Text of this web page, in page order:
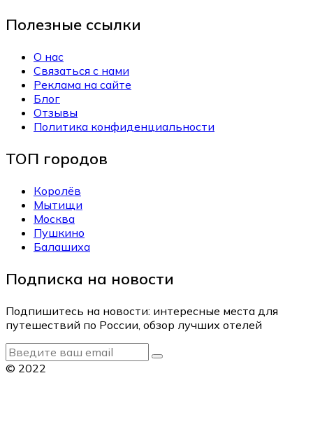
Полезные ссылки
О нас
Связаться с нами
Реклама на сайте
Блог
Отзывы
Политика конфиденциальности
ТОП городов
Королёв
Мытищи
Москва
Пушкино
Балашиха
Подписка на новости
Подпишитесь на новости: интересные места для
путешествий по России, обзор лучших отелей
© 2022